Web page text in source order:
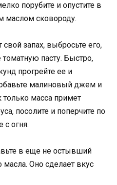
порубите и опустите в
маслом сковороду.
свой запах, выбросьте его,
пасту. Быстро,
прогрейте ее и
малиновый джем и
только масса примет
посолите и поперчите по
с огня.
в еще не остывший
масла. Оно сделает вкус